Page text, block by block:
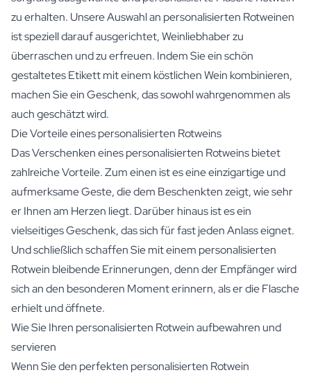
zu erhalten. Unsere Auswahl an personalisierten Rotweinen
ist speziell darauf ausgerichtet, Weinliebhaber zu
überraschen und zu erfreuen. Indem Sie ein schön
gestaltetes Etikett mit einem köstlichen Wein kombinieren,
machen Sie ein Geschenk, das sowohl wahrgenommen als
auch geschätzt wird.
Die Vorteile eines personalisierten Rotweins
Das Verschenken eines personalisierten Rotweins bietet
zahlreiche Vorteile. Zum einen ist es eine einzigartige und
aufmerksame Geste, die dem Beschenkten zeigt, wie sehr
er Ihnen am Herzen liegt. Darüber hinaus ist es ein
vielseitiges Geschenk, das sich für fast jeden Anlass eignet.
Und schließlich schaffen Sie mit einem personalisierten
Rotwein bleibende Erinnerungen, denn der Empfänger wird
sich an den besonderen Moment erinnern, als er die Flasche
erhielt und öffnete.
Wie Sie Ihren personalisierten Rotwein aufbewahren und
servieren
Wenn Sie den perfekten personalisierten Rotwein